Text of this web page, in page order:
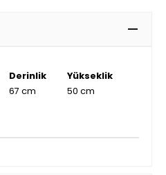
Derinlik
Yükseklik
67 cm 50 cm